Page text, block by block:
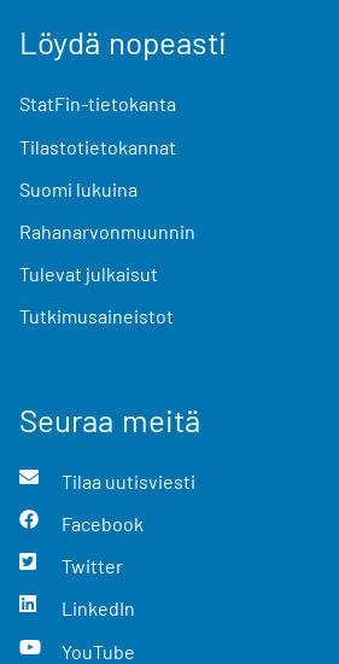
Löydä nopeasti
StatFin-tietokanta
Tilastotietokannat
Suomi lukuina
Rahanarvonmuunnin
Tulevat julkaisut
Tutkimusaineistot
Seuraa meitä
Tilaa uutisviesti
Facebook
Twitter
LinkedIn
YouTube